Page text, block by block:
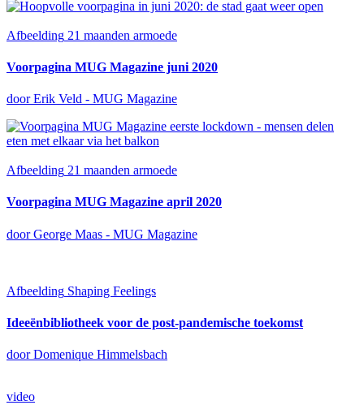
Afbeelding 21 maanden armoede
Voorpagina MUG Magazine juni 2020
door Erik Veld - MUG Magazine
Afbeelding 21 maanden armoede
Voorpagina MUG Magazine april 2020
door George Maas - MUG Magazine
Afbeelding Shaping Feelings
Ideeënbibliotheek voor de post-pandemische toekomst
door Domenique Himmelsbach
video